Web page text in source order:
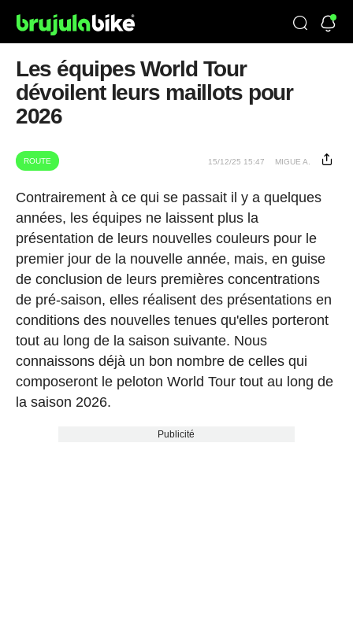
Les équipes World Tour
dévoilent leurs maillots pour
2026
ROUTE 15/12/25 15:47 MIGUE A.
Contrairement à ce qui se passait il y a quelques
années, les équipes ne laissent plus la
présentation de leurs nouvelles couleurs pour le
premier jour de la nouvelle année, mais, en guise
de conclusion de leurs premières concentrations
de pré-saison, elles réalisent des présentations en
conditions des nouvelles tenues qu'elles porteront
tout au long de la saison suivante. Nous
connaissons déjà un bon nombre de celles qui
composeront le peloton World Tour tout au long de
la saison 2026.
Publicité